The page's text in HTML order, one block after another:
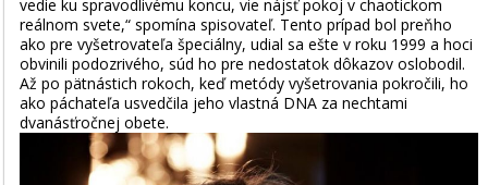
vedie ku spravodlivému koncu, vie nájsť pokoj v chaotickom
reálnom svete,“ spomína spisovateľ. Tento prípad bol preňho
ako pre vyšetrovateľa špeciálny, udial sa ešte v roku 1999 a hoci
obvinili podozrivého, súd ho pre nedostatok dôkazov oslobodil.
Až po pätnástich rokoch, keď metódy vyšetrovania pokročili, ho
ako páchateľa usvedčila jeho vlastná DNA za nechtami
dvanásťročnej o­bete.